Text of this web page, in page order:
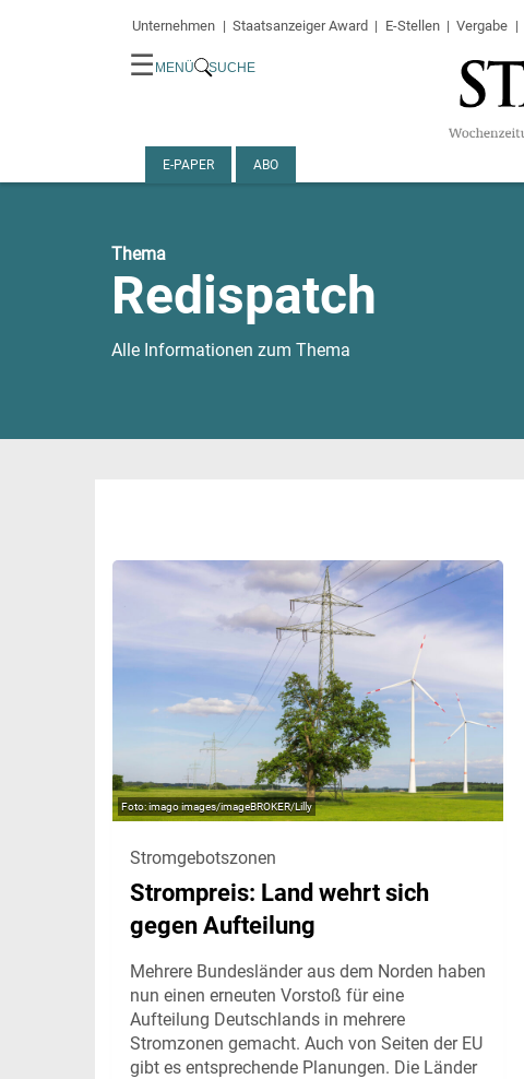
Unternehmen Staatsanzeiger Award E-Stellen Vergabe
☰ MENÜ SUCHE
E-PAPER ABO
Thema
Redispatch
Alle Informationen zum Thema
imago images/imageBROKER/Lilly
Stromgebotszonen
Strompreis: Land wehrt sich
gegen Aufteilung
Mehrere Bundesländer aus dem Norden haben
nun einen erneuten Vorstoß für eine
Aufteilung Deutschlands in mehrere
Stromzonen gemacht. Auch von Seiten der EU
gibt es entsprechende Planungen. Die Länder